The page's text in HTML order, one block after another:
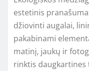
estetinis
džiovinti augalai,
pakabinami
matinį, jaukų ir
rinktis daugkartines